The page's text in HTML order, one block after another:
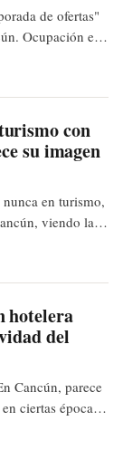
de ofertas"
Ocupación en
lujo de la zona
comerciantes,
con
su imagen
en turismo,
viendo las
y menos baches
hotelera
del
Cancún, parece
ciertas épocas.
pero ya